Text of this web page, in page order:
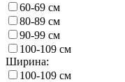
60-69 см
80-89 см
90-99 см
100-109 см
Ширина:
100-109 см